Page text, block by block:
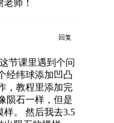
师！
回复
节课里遇到个问
经纬球添加凹凸
，教程里添加完
陨石一样，但是
。 然后我去3.5